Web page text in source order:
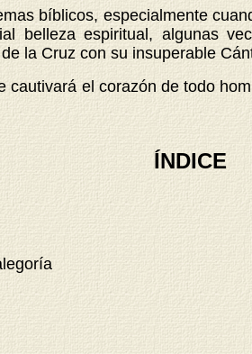
bíblicos, especialmente
belleza espiritual, algunas
la Cruz con su insuperable
cautivará el corazón de todo
ÍNDICE